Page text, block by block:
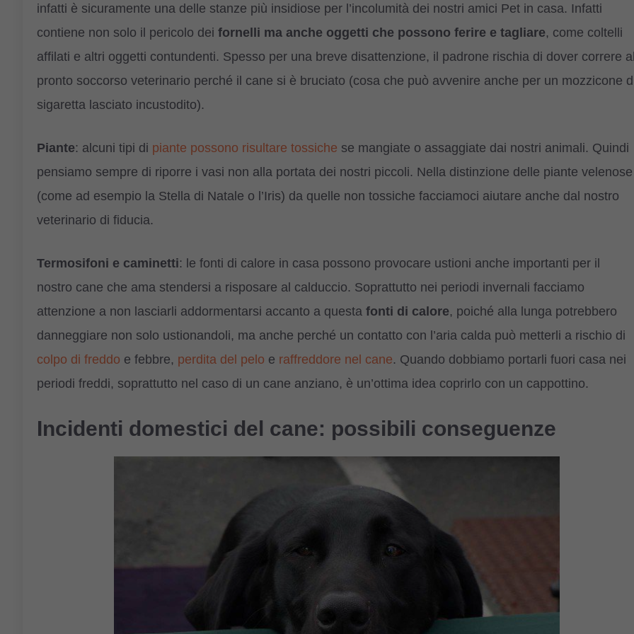
infatti è sicuramente una delle stanze più insidiose per l’incolumità dei nostri amici Pet in casa. Infatti
contiene non solo il pericolo dei fornelli ma anche oggetti che possono ferire e tagliare, come coltelli
affilati e altri oggetti contundenti. Spesso per una breve disattenzione, il padrone rischia di dover correre
pronto soccorso veterinario perché il cane si è bruciato (cosa che può avvenire anche per un mozzicone
sigaretta lasciato incustodito).
Piante: alcuni tipi di piante possono risultare tossiche se mangiate o assaggiate dai nostri animali. Quindi
pensiamo sempre di riporre i vasi non alla portata dei nostri piccoli. Nella distinzione delle piante velenose
(come ad esempio la Stella di Natale o l’Iris) da quelle non tossiche facciamoci aiutare anche dal nostro
veterinario di fiducia.
Termosifoni e caminetti: le fonti di calore in casa possono provocare ustioni anche importanti per il
nostro cane che ama stendersi a risposare al calduccio. Soprattutto nei periodi invernali facciamo
attenzione a non lasciarli addormentarsi accanto a questa fonti di calore, poiché alla lunga potrebbero
danneggiare non solo ustionandoli, ma anche perché un contatto con l’aria calda può metterli a rischio di
colpo di freddo e febbre, perdita del pelo e raffreddore nel cane. Quando dobbiamo portarli fuori casa nei
periodi freddi, soprattutto nel caso di un cane anziano, è un’ottima idea coprirlo con un cappottino.
Incidenti domestici del cane: possibili conseguenze